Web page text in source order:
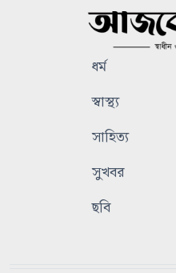
ধর্ম
স্বাস্থ্য
সাহিত্য
সুখবর
ছবি